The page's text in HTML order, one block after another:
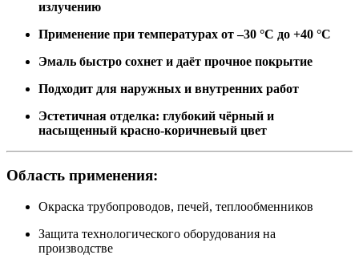
излучению
Применение при температурах от –30 °C до +40 °C
Эмаль быстро сохнет и даёт прочное покрытие
Подходит для наружных и внутренних работ
Эстетичная отделка: глубокий чёрный и
насыщенный красно-коричневый цвет
Область применения:
Окраска трубопроводов, печей, теплообменников
Защита технологического оборудования на
производстве